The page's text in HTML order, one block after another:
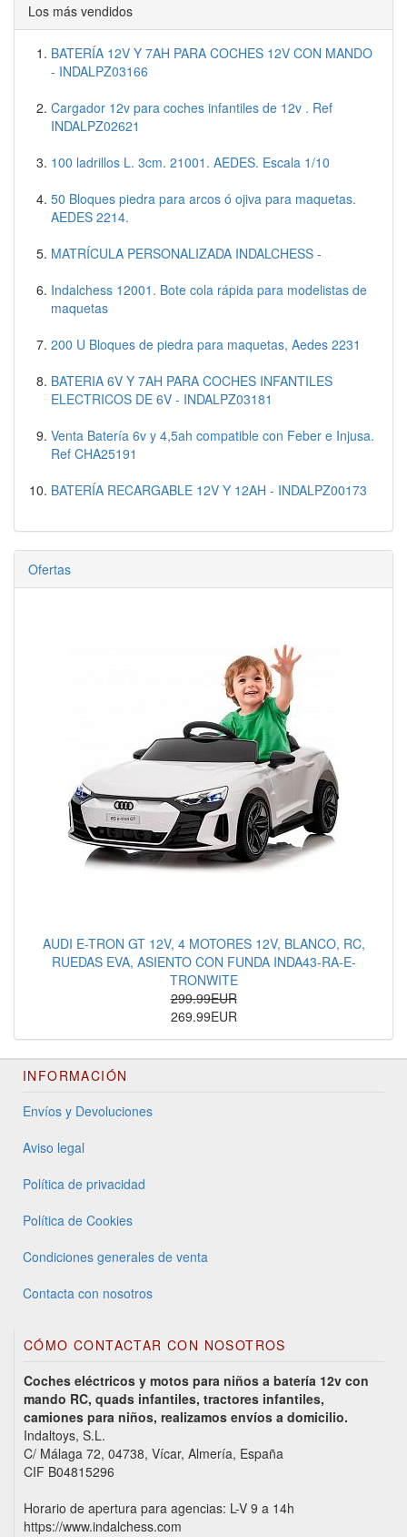
Los más vendidos
BATERÍA 12V Y 7AH PARA COCHES 12V CON MANDO
- INDALPZ03166
Cargador 12v para coches infantiles de 12v . Ref
INDALPZ02621
100 ladrillos L. 3cm. 21001. AEDES. Escala 1/10
50 Bloques piedra para arcos ó ojiva para maquetas.
AEDES 2214.
MATRÍCULA PERSONALIZADA INDALCHESS -
Indalchess 12001. Bote cola rápida para modelistas de
maquetas
200 U Bloques de piedra para maquetas, Aedes 2231
BATERIA 6V Y 7AH PARA COCHES INFANTILES
ELECTRICOS DE 6V - INDALPZ03181
Venta Batería 6v y 4,5ah compatible con Feber e Injusa.
Ref CHA25191
BATERÍA RECARGABLE 12V Y 12AH - INDALPZ00173
Ofertas
AUDI E-TRON GT 12V, 4 MOTORES 12V, BLANCO, RC,
RUEDAS EVA, ASIENTO CON FUNDA INDA43-RA-E-
TRONWITE
299.99EUR
269.99EUR
INFORMACIÓN
Envíos y Devoluciones
Aviso legal
Política de privacidad
Política de Cookies
Condiciones generales de venta
Contacta con nosotros
CÓMO CONTACTAR CON NOSOTROS
Coches eléctricos y motos para niños a batería 12v con
mando RC, quads infantiles, tractores infantiles,
camiones para niños, realizamos envíos a domicilio.
Indaltoys, S.L.
C/ Málaga 72, 04738, Vícar, Almería, España
CIF B04815296
Horario de apertura para agencias: L-V 9 a 14h
https://www.indalchess.com